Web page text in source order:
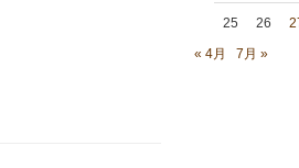
25 26
« 4月
7月 »